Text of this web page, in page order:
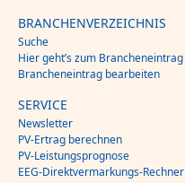
BRANCHENVERZEICHNIS
Suche
Hier geht’s zum Brancheneintrag
Brancheneintrag bearbeiten
SERVICE
Newsletter
PV-Ertrag berechnen
PV-Leistungsprognose
EEG-Direktvermarkungs-Rechner